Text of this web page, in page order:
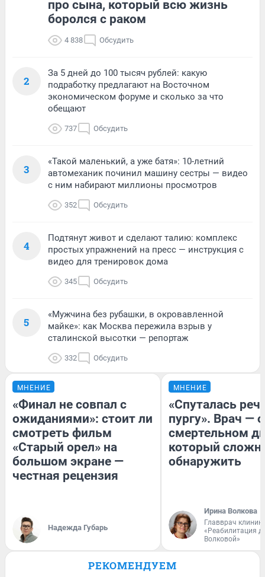
про сына, который всю жизнь
боролся с раком
4 838 Обсудить
2
За 5 дней до 100 тысяч рублей: какую
подработку предлагают на Восточном
экономическом форуме и сколько за что
обещают
737 Обсудить
3
«Такой маленький, а уже батя»: 10-летний
автомеханик починил машину сестры — видео
с ним набирают миллионы просмотров
352 Обсудить
4
Подтянут живот и сделают талию: комплекс
простых упражнений на пресс — инструкция с
видео для тренировок дома
345 Обсудить
5
«Мужчина без рубашки, в окровавленной
майке»: как Москва пережила взрыв у
сталинской высотки — репортаж
332 Обсудить
МНЕНИЕ
«Финал не совпал с
ожиданиями»: стоит ли
смотреть фильм
«Старый орел» на
большом экране —
честная рецензия
Надежда Губарь
МНЕНИЕ
«Спуталась
пургу». Врач — о
смертельном
который
обнаружить
Ирина Волкова
Главврач
«Реабилитация
Волковой»
РЕКОМЕНДУЕМ